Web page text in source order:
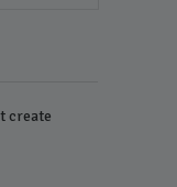
create